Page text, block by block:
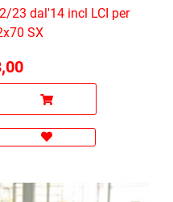
23 dal'14 incl LCI per
SX